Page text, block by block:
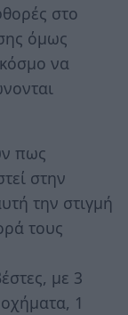
στο
όμως
να
πως
στην
την στιγμή
τους
με 3
1